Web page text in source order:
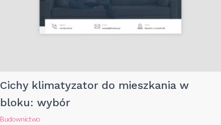
Cichy klimatyzator do mieszkania w
bloku: wybór
Budownictwo